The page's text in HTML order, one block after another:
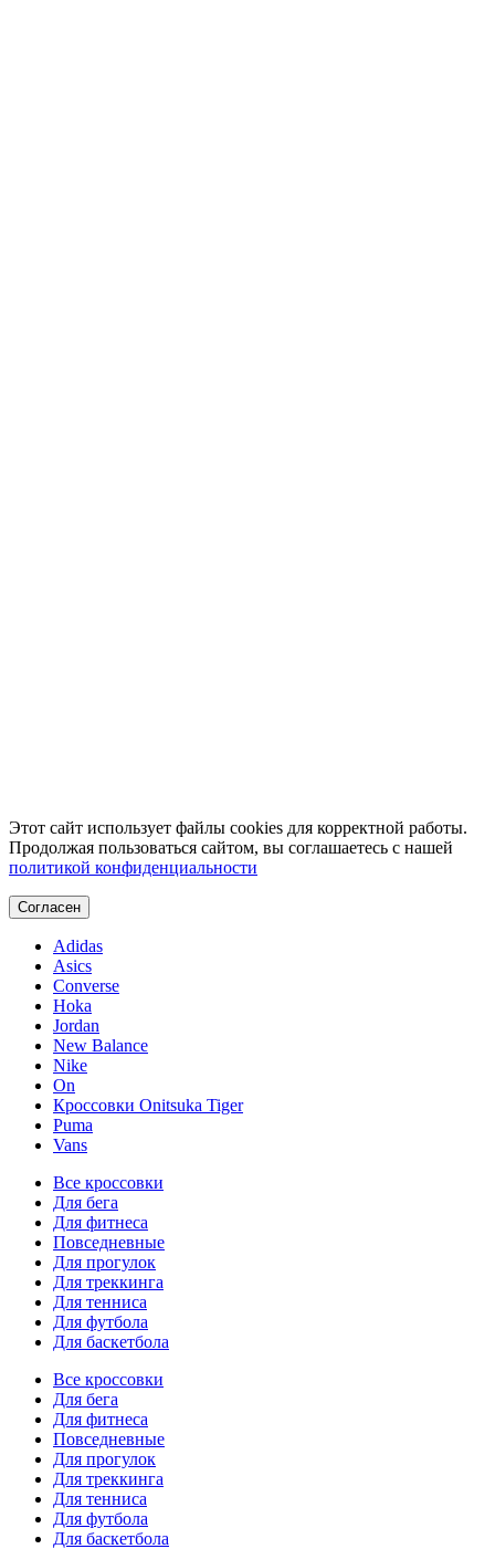
Этот сайт использует файлы cookies для корректной работы.
Продолжая пользоваться сайтом, вы соглашаетесь с нашей
политикой конфиденциальности
Согласен
Adidas
Asics
Converse
Hoka
Jordan
New Balance
Nike
On
Кроссовки Onitsuka Tiger
Puma
Vans
Все кроссовки
Для бега
Для фитнеса
Повседневные
Для прогулок
Для треккинга
Для тенниса
Для футбола
Для баскетбола
Все кроссовки
Для бега
Для фитнеса
Повседневные
Для прогулок
Для треккинга
Для тенниса
Для футбола
Для баскетбола